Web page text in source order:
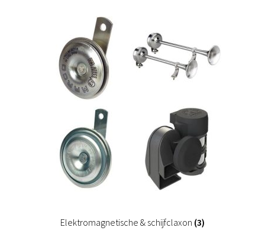
Elektromagnetische & schijfclaxon (3)